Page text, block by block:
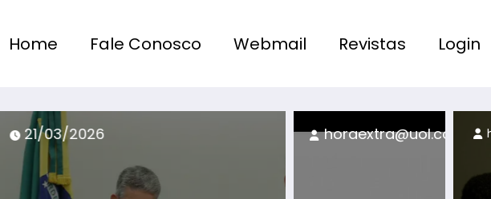
Home Fale Conosco Webmail Revistas Login
horaextra@uol.com.br 21/05/2025